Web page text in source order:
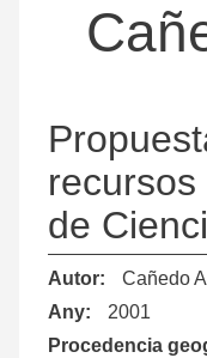
de
Autor Cañedo
Any
2001
Procedencia